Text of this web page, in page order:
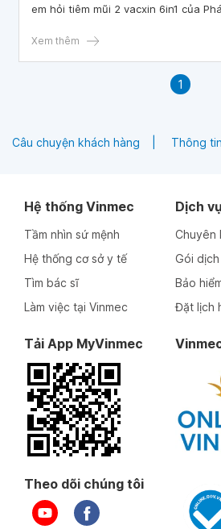
em hỏi tiêm mũi 2 vacxin 6in1 của
Xem thêm
1
Câu chuyện khách hàng Thông
Hệ thống Vinmec
Tầm nhìn sứ mệnh
Hệ thống cơ sở y tế
Tìm bác sĩ
Làm việc tại Vinmec
Dịch vụ
Chuyên
Gói
Bảo
Đặt lịch
Tải App MyVinmec
Theo dõi chúng tôi